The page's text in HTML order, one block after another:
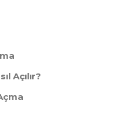
Açılır?